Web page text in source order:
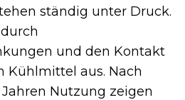
ständig unter Druck.
und den Kontakt
Kühlmittel aus. Nach
Nutzung zeigen